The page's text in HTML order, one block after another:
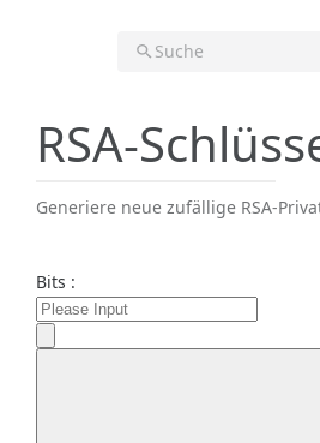
Suche
RSA-
Generiere neue zufällige RSA-
Bits :